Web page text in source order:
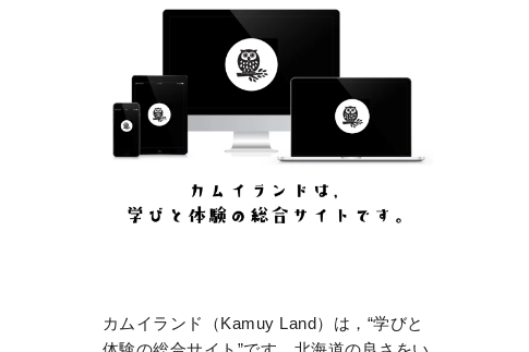
カムイランド（Kamuy Land）は，“学びと